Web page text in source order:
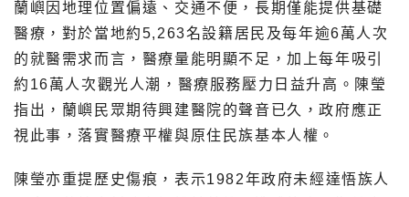
蘭嶼因地理位置偏遠、交通不便，長期僅能提供基礎
醫療，對於當地約5,263名設籍居民及每年逾6萬人次
的就醫需求而言，醫療量能明顯不足，加上每年吸引
約16萬人次觀光人潮，醫療服務壓力日益升高。陳瑩
指出，蘭嶼民眾期待興建醫院的聲音已久，政府應正
視此事，落實醫療平權與原住民族基本人權。
陳瑩亦重提歷史傷痕，表示1982年政府未經達悟族人